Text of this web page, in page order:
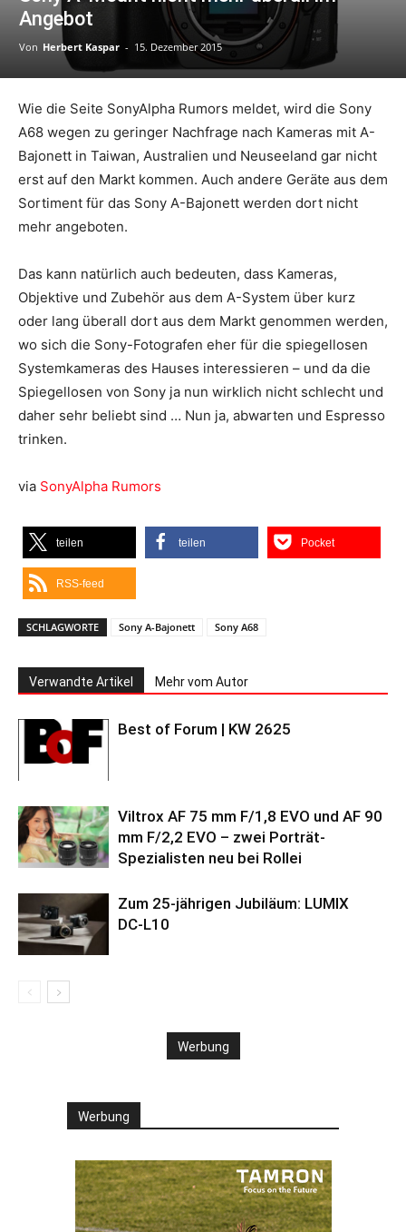
Angebot
Von Herbert Kaspar - 15. Dezember 2015
Wie die Seite SonyAlpha Rumors meldet, wird die Sony
A68 wegen zu geringer Nachfrage nach Kameras mit A-
Bajonett in Taiwan, Australien und Neuseeland gar nicht
erst auf den Markt kommen. Auch andere Geräte aus dem
Sortiment für das Sony A-Bajonett werden dort nicht
mehr angeboten.
Das kann natürlich auch bedeuten, dass Kameras,
Objektive und Zubehör aus dem A-System über kurz
oder lang überall dort aus dem Markt genommen werden,
wo sich die Sony-Fotografen eher für die spiegellosen
Systemkameras des Hauses interessieren – und da die
Spiegellosen von Sony ja nun wirklich nicht schlecht und
daher sehr beliebt sind … Nun ja, abwarten und Espresso
trinken.
via SonyAlpha Rumors
teilen teilen Pocket
RSS-feed
SCHLAGWORTE Sony A-Bajonett Sony A68
Verwandte Artikel Mehr vom Autor
Best of Forum | KW 2625
Viltrox AF 75 mm F/1,8 EVO und AF 90
mm F/2,2 EVO – zwei Porträt-
Spezialisten neu bei Rollei
Zum 25-jährigen Jubiläum: LUMIX
DC‑L10
Werbung
Werbung